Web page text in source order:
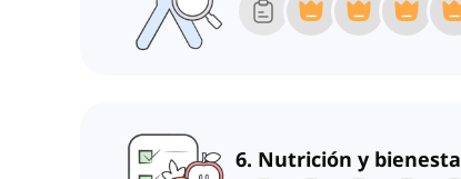
6. Nutrición y